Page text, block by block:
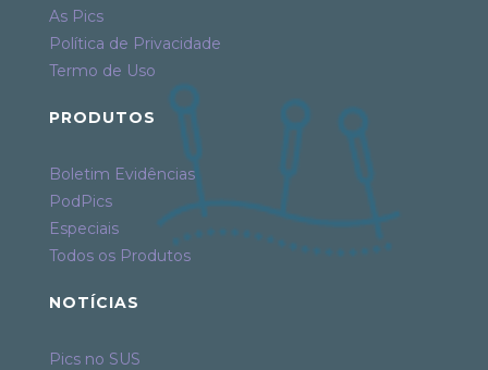
As Pics
Política de Privacidade
Termo de Uso
PRODUTOS
Boletim Evidências
PodPics
Especiais
Todos os Produtos
NOTÍCIAS
Pics no SUS